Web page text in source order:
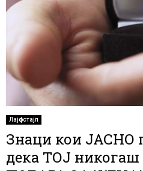
Лајфстајл
Знаци кои ЈАСНО
дека ТОЈ